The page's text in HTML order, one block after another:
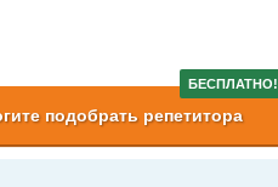
БЕСПЛАТНО!
подобрать репетитора